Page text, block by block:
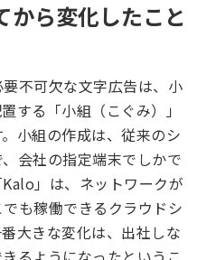
から変化したこと
不可欠な文字広告は、小
する「小組（こぐみ）」
小組の作成は、従来のシ
会社の指定端末でしかで
」は、ネットワークが
も稼働できるクラウドシ
大きな変化は、出社しな